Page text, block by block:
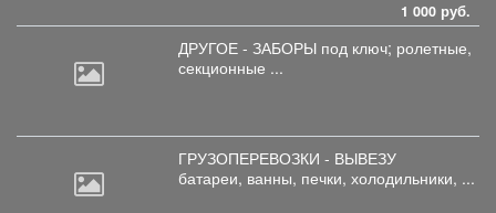
1 000 руб.
ДРУГОЕ - ЗАБОРЫ под ключ; ролетные,
секционные ...
ГРУЗОПЕРЕВОЗКИ - ВЫВЕЗУ
батареи, ванны, печки, холодильники, ...